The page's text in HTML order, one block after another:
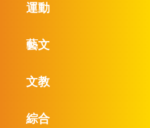
運動
藝文
文教
綜合